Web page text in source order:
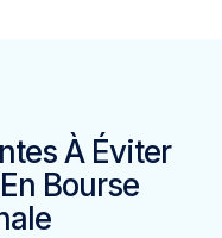
À Éviter
Bourse